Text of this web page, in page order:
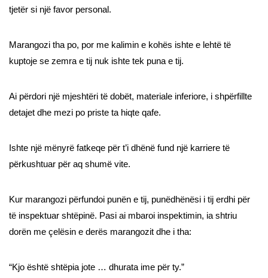
tjetër si një favor personal.
Marangozi tha po, por me kalimin e kohës ishte e lehtë të
kuptoje se zemra e tij nuk ishte tek puna e tij.
Ai përdori një mjeshtëri të dobët, materiale inferiore, i shpërfillte
detajet dhe mezi po priste ta hiqte qafe.
Ishte një mënyrë fatkeqe për t’i dhënë fund një karriere të
përkushtuar për aq shumë vite.
Kur marangozi përfundoi punën e tij, punëdhënësi i tij erdhi për
të inspektuar shtëpinë. Pasi ai mbaroi inspektimin, ia shtriu
dorën me çelësin e derës marangozit dhe i tha:
“Kjo është shtëpia jote … dhurata ime për ty.”